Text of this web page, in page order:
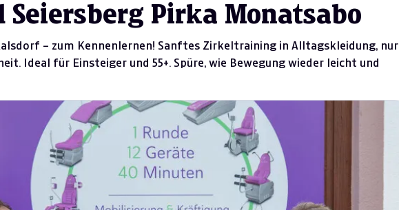
Seiersberg Pirka Monatsabo
– zum Kennenlernen! Sanftes Zirkeltraining in Alltagskleidung, nur
Ideal für Einsteiger und 55+. Spüre, wie Bewegung wieder leicht und